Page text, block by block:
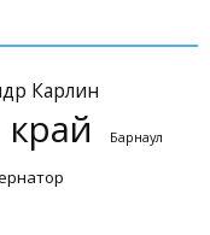
Карлин
Барнаул